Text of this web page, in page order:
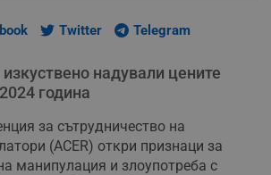
Twitter Telegram
надували цените
година
за сътрудничество на
(ACER) откри признаци за
манипулация и злоупотреба с